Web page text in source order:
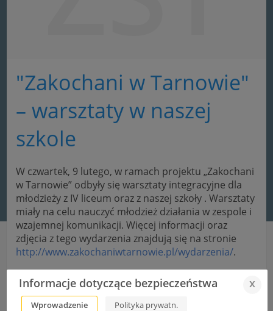
"Zakochani w Tarnowie"
– warsztaty w naszej
szkole
W czwartek, 9 lutego, w ramach projektu „Zakochani
w Tarnowie” odbyły się warsztaty integracyjne dla
młodzieży z IV liceum oraz z naszej szkoły . Warsztaty
miały na celu nauczyć młodzież działania w zespole i
wzajemnej komunikacji. Więcej informacji oraz
zdjęcia z tego wydarzenia znajdują się na stronie
http://www.zakochaniwtarnowie.pl/wydarzenia/.
Lekcje języka niemieckiego z Austriakiem
Informacje dotyczące bezpieczeństwa x
Wprowadzenie Polityka prywatn.